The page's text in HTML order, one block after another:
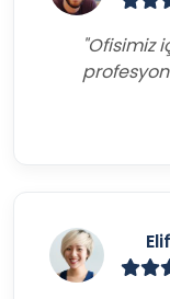
"Ofisimiz